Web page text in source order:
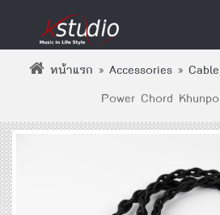
หน้าแรก » Accessories»
Power Chord